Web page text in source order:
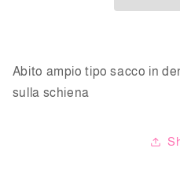
Abito ampio tipo sacco in
sulla schiena